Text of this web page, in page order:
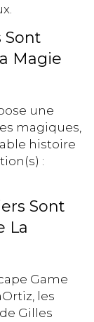
Sont
Magie
une
magiques,
histoire
:
Sont
La
Game
les
de Gilles